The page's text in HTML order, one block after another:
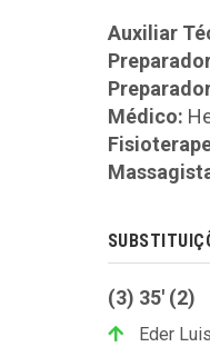
Auxiliar
Médico:
(3) 35' (2)
Eder Luis